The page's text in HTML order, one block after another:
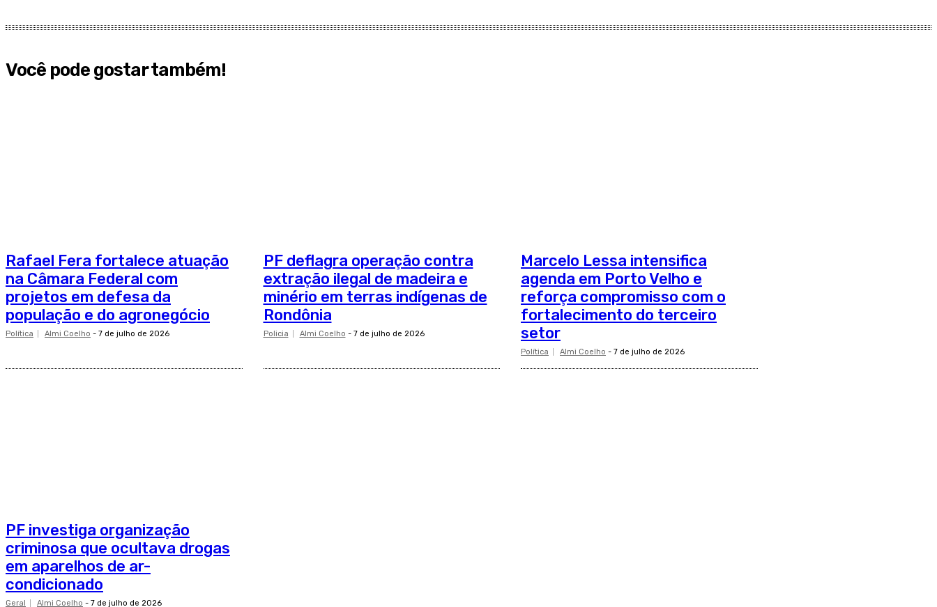
Você pode gostar também!
Rafael Fera fortalece atuação
na Câmara Federal com
projetos em defesa da
população e do agronegócio
Política Almi Coelho - 7 de julho de 2026
PF deflagra operação contra
extração ilegal de madeira e
minério em terras indígenas de
Rondônia
Policia Almi Coelho - 7 de julho de 2026
Marcelo Lessa intensifica
agenda em Porto Velho e
reforça compromisso com o
fortalecimento do terceiro
setor
Política Almi Coelho - 7 de julho de 2026
PF investiga organização
criminosa que ocultava drogas
em aparelhos de ar-
condicionado
Geral Almi Coelho - 7 de julho de 2026